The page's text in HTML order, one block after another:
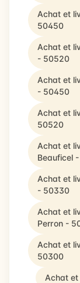
Achat et
50450
Achat et
- 50520
Achat et
- 50450
Achat et
50520
Achat et
Beauficel
Achat et
- 50330
Achat et
Perron -
Achat et
50300
Achat et